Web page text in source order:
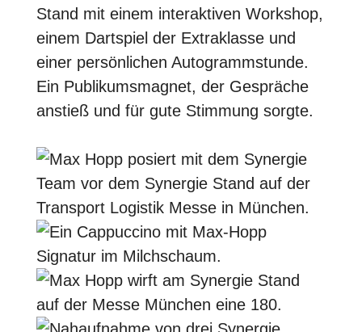
Stand mit einem interaktiven Workshop,
einem Dartspiel der Extraklasse und
einer persönlichen Autogrammstunde.
Ein Publikumsmagnet, der Gespräche
anstieß und für gute Stimmung sorgte.